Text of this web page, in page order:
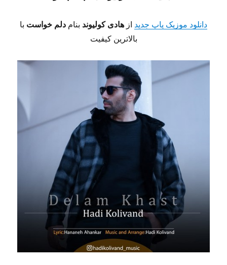
دانلود موزیک پاپ جدید از هادی کولیوند بنام دلم خواست با
بالاترین کیفیت